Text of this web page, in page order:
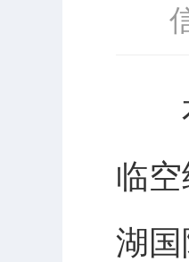
本
临
湖